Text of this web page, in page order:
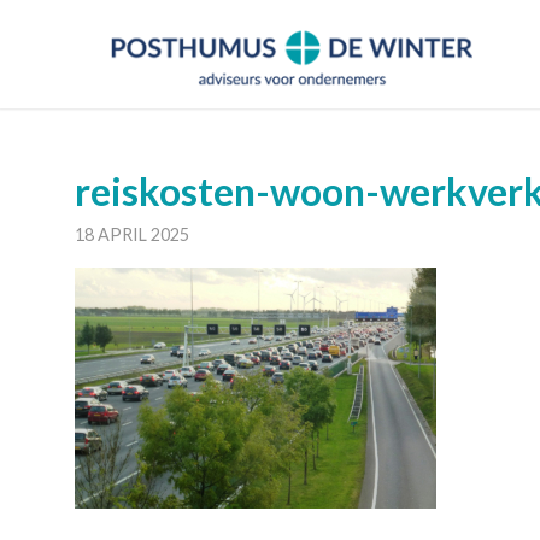
reiskosten-woon-
18 APRIL 2025